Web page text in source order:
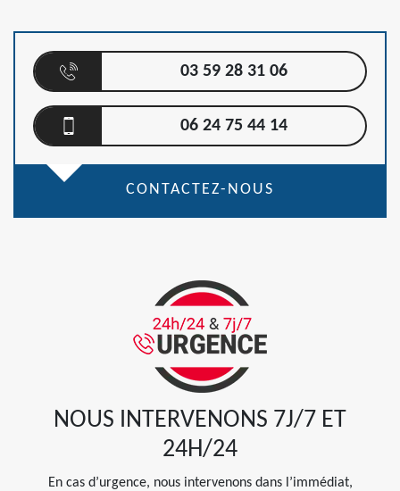
03 59 28 31 06
06 24 75 44 14
CONTACTEZ-NOUS
NOUS INTERVENONS 7J/7 ET
24H/24
En cas d’urgence, nous intervenons dans l’immédiat,